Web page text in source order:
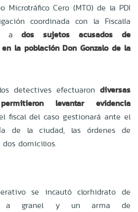
Microtráfico Cero (MT0) de la PDI
coordinada con la Fiscalía
ados sujetos acusados de
la población Don Gonzalo de la
detectives efectuaron diversas
levantar evidencia
fiscal del caso gestionará ante el
de la ciudad, las órdenes de
domicilios.
se incautó clorhidrato de
a granel y un arma de